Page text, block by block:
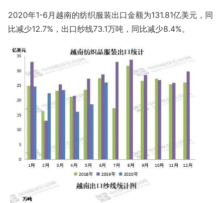
2020年1-6月越南的纺织服装出口金额为131.81亿美元，同
比减少12.7%，出口纱线73.1万吨，同比减少8.4%。